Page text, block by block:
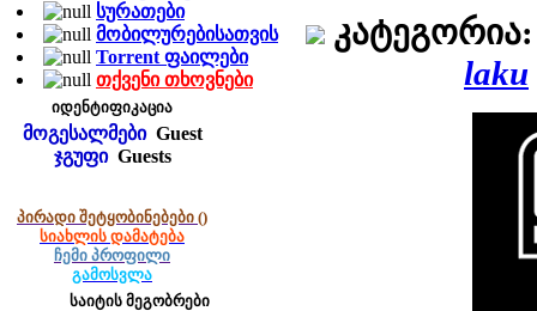
სურათები
მობილურებისათვის
Torrent ფაილები
თქვენი თხოვნები
იდენტიფიკაცია
მოგესალმები Guest
ჯგუფი Guests
პირადი შეტყობინებები ()
სიახლის დამატება
ჩემი პროფილი
გამოსვლა
საიტის მეგობრები
კატეგორია:
laku